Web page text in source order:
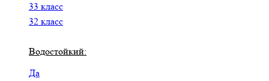
33 класс
32 класс
Водостойкий:
Да